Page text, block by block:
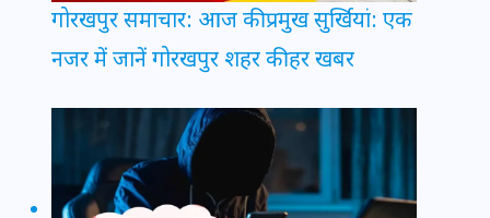
गोरखपुर समाचार: आज की प्रमुख सुर्खियां: एक
नजर में जानें गोरखपुर शहर की हर खबर